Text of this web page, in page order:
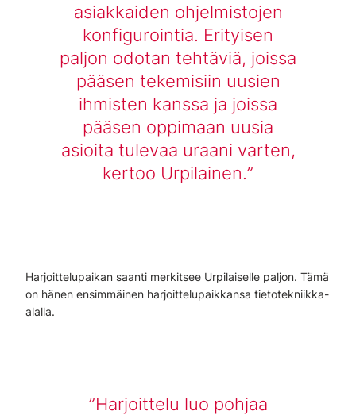
asiakkaiden ohjelmistojen
konfigurointia. Erityisen
paljon odotan tehtäviä, joissa
pääsen tekemisiin uusien
ihmisten kanssa ja joissa
pääsen oppimaan uusia
asioita tulevaa uraani varten,
kertoo Urpilainen.
Harjoittelupaikan saanti merkitsee Urpilaiselle paljon. Tämä
on hänen ensimmäinen harjoittelupaikkansa tietotekniikka-
alalla.
Harjoittelu luo pohjaa